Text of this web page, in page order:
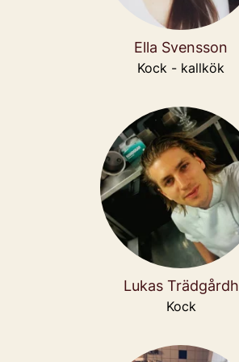
Ella Svensson
Kock - kallkök
Lukas Trädgårdh
Kock